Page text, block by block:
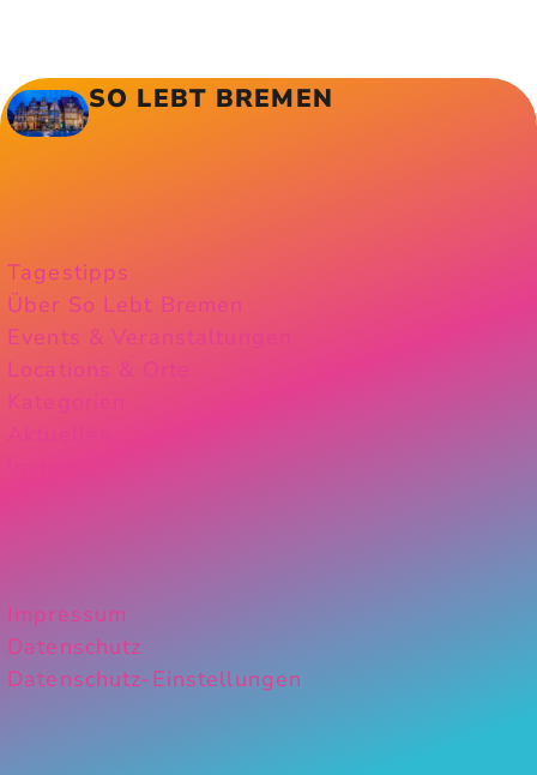
SO LEBT BREMEN
Tagestipps
Über So Lebt Bremen
Events & Veranstaltungen
Locations & Orte
Kategorien
Impressum
Datenschutz
Datenschutz-Einstellungen